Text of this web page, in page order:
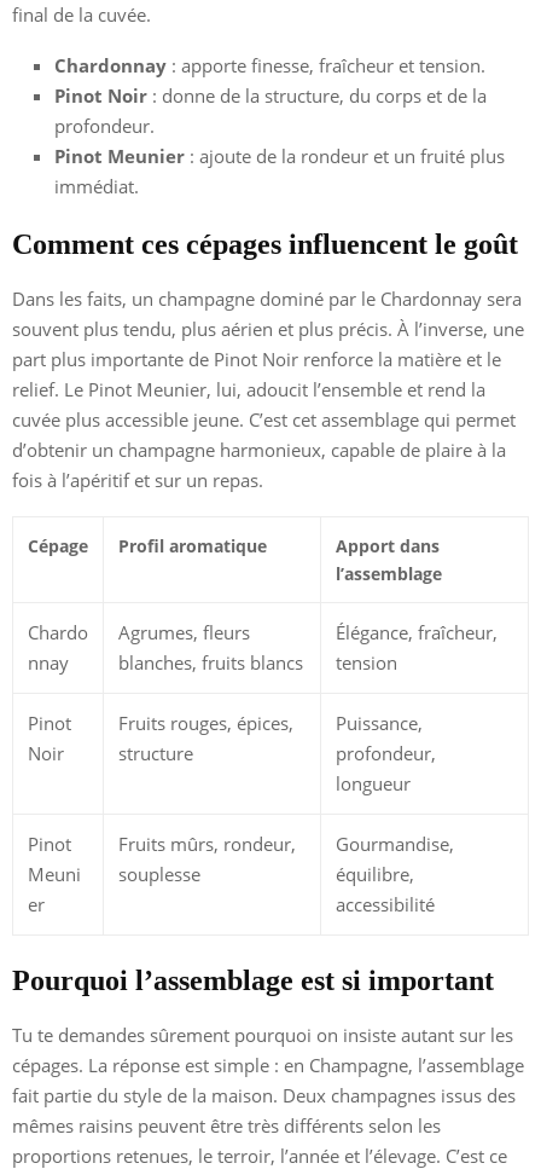
final de la cuvée.
Chardonnay : apporte finesse, fraîcheur et tension.
Pinot Noir : donne de la structure, du corps et de la
profondeur.
Pinot Meunier : ajoute de la rondeur et un fruité plus
immédiat.
Comment ces cépages influencent le goût
Dans les faits, un champagne dominé par le Chardonnay sera
souvent plus tendu, plus aérien et plus précis. À l’inverse, une
part plus importante de Pinot Noir renforce la matière et le
relief. Le Pinot Meunier, lui, adoucit l’ensemble et rend la
cuvée plus accessible jeune. C’est cet assemblage qui permet
d’obtenir un champagne harmonieux, capable de plaire à la
fois à l’apéritif et sur un repas.
Cépage Profil aromatique
Apport dans
l’assemblage
Chardo
nnay
Agrumes, fleurs
blanches, fruits blancs
Élégance, fraîcheur,
tension
Pinot
Noir
Fruits rouges, épices,
structure
Puissance,
profondeur,
longueur
Pinot
Meuni
er
Fruits mûrs, rondeur,
souplesse
Gourmandise,
équilibre,
accessibilité
Pourquoi l’assemblage est si important
Tu te demandes sûrement pourquoi on insiste autant sur les
cépages. La réponse est simple : en Champagne, l’assemblage
fait partie du style de la maison. Deux champagnes issus des
mêmes raisins peuvent être très différents selon les
proportions retenues, le terroir, l’année et l’élevage. C’est ce